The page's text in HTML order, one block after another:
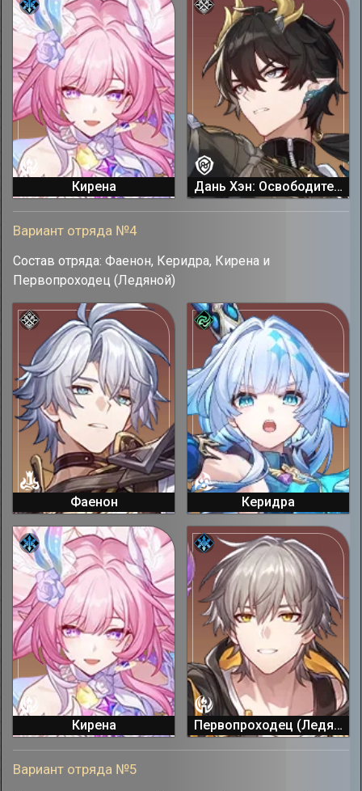
Кирена Дань Хэн: Освободитель Пустошей
Вариант отряда №4
Состав отряда: Фаенон, Керидра, Кирена и
Первопроходец (Ледяной)
Фаенон Керидра
Кирена Первопроходец (Ледяной)
Вариант отряда №5